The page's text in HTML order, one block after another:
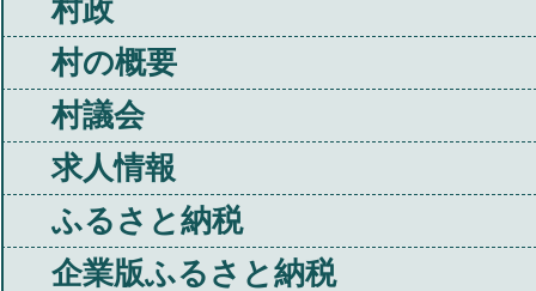
村政
村の概要
村議会
求人情報
ふるさと納税
企業版ふるさと納税